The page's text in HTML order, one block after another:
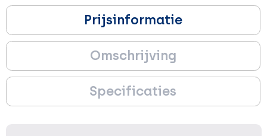
Prijsinformatie
Omschrijving
Specificaties